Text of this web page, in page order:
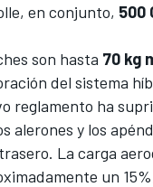
en conjunto, 500
son hasta 70 kg
del sistema
reglamento ha
alerones y los
La carga
un